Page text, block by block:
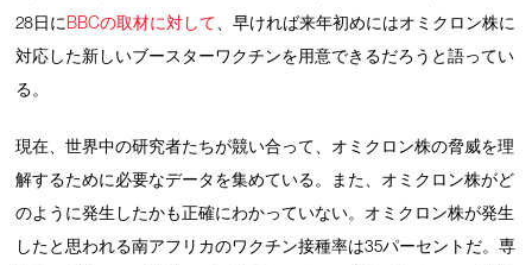
28日にBBCの取材に対して 、早ければ来年初めにはオミクロン株に
対応した新しいブースターワクチンを用意できるだろうと語ってい
る。
現在、世界中の研究者たちが競い合って、オミクロン株の脅威を理
解するために必要なデータを集めている。また、オミクロン株がど
のように発生したかも正確にわかっていない。オミクロン株が発生
したと思われる南アフリカのワクチン接種率は35パーセントだ。専